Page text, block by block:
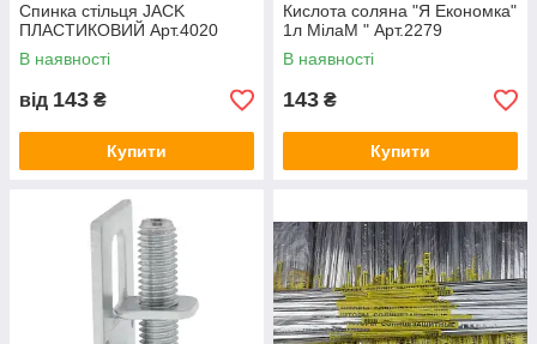
Спинка стільця JACK
ПЛАСТИКОВИЙ Арт.4020
В наявності
від 143 ₴
Купити
Кислота соляна "Я Економка"
1л МілаМ " Арт.2279
В наявності
143 ₴
Купити